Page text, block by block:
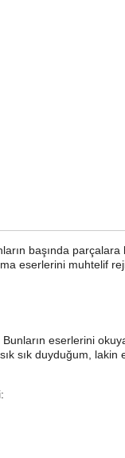
başında parçalara
eserlerini muhtelif
eserlerini
sık duyduğum,